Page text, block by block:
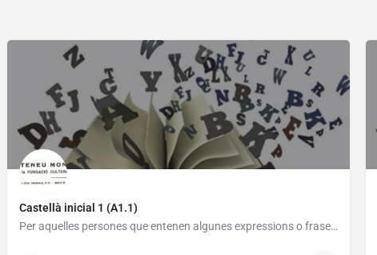
Castellà inicial 1 (A1.1)
Per aquelles persones que entenen algunes expressions o frases i saben escriure alguna paraula en castellà.